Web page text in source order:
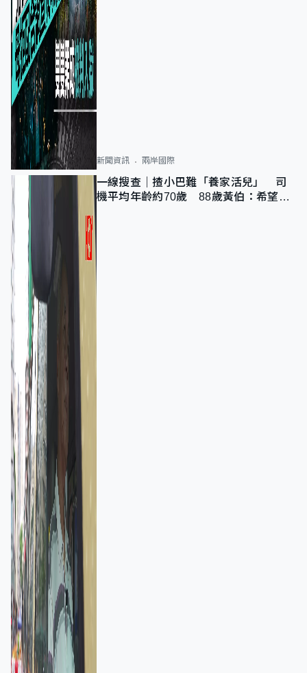
新聞資訊 兩岸國際
一線搜查｜揸小巴難「養家活兒」 司
機平均年齡約70歲 88歲黃伯：希望一